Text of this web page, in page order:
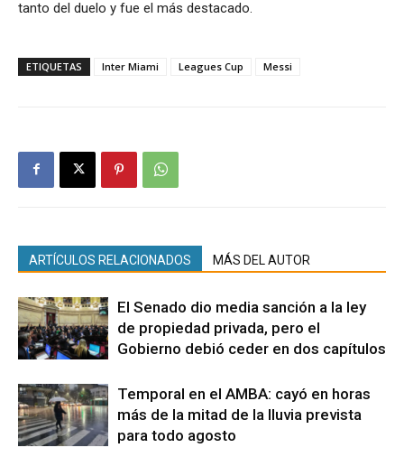
tanto del duelo y fue el más destacado.
ETIQUETAS Inter Miami Leagues Cup Messi
ARTÍCULOS RELACIONADOS MÁS DEL AUTOR
El Senado dio media sanción a la ley
de propiedad privada, pero el
Gobierno debió ceder en dos capítulos
Temporal en el AMBA: cayó en horas
más de la mitad de la lluvia prevista
para todo agosto